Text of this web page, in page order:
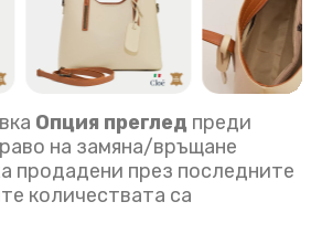
Опция преглед преди
на замяна/връщане
продадени през последните
количествата са